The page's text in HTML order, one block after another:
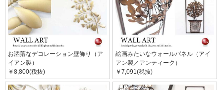
お洒落なデコレーション壁飾り（ア
イアン製）
￥8,800(税抜)
絵画みたいなウォールパネル（アイ
アン製／アンティーク）
￥7,091(税抜)